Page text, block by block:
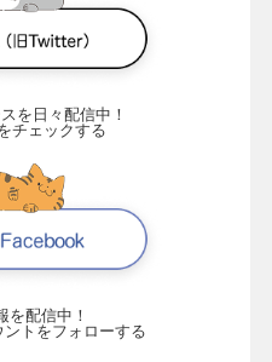
を日々配信中！
チェックする
を配信中！
ントをフォローする